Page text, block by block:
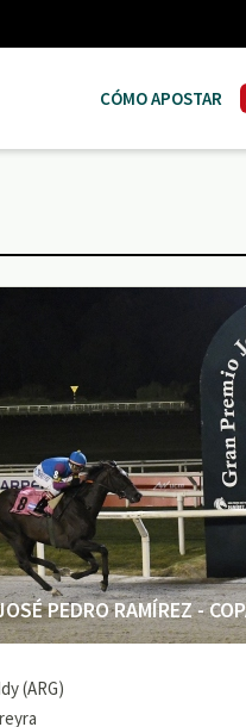
CÓMO APOSTAR
PEDRO RAMÍREZ -
(ARG)